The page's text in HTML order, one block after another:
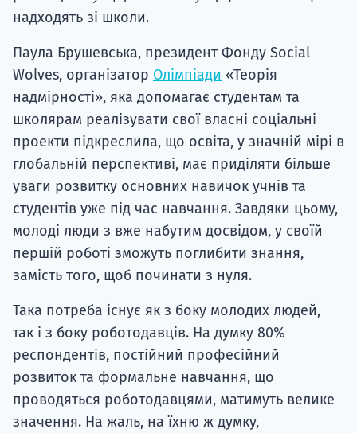
надходять зі школи.
Паула Брушевська, президент Фонду Social
Wolves, організатор Олімпіади «Теорія
надмірності», яка допомагає студентам та
школярам реалізувати свої власні соціальні
проекти підкреслила, що освіта, у значній мірі в
глобальній перспективі, має приділяти більше
уваги розвитку основних навичок учнів та
студентів уже під час навчання. Завдяки цьому,
молоді люди з вже набутим досвідом, у своїй
першій роботі зможуть поглибити знання,
замість того, щоб починати з нуля.
Така потреба існує як з боку молодих людей,
так і з боку роботодавців. На думку 80%
респондентів, постійний професійний
розвиток та формальне навчання, що
проводяться роботодавцями, матимуть велике
значення. На жаль, на їхню ж думку,